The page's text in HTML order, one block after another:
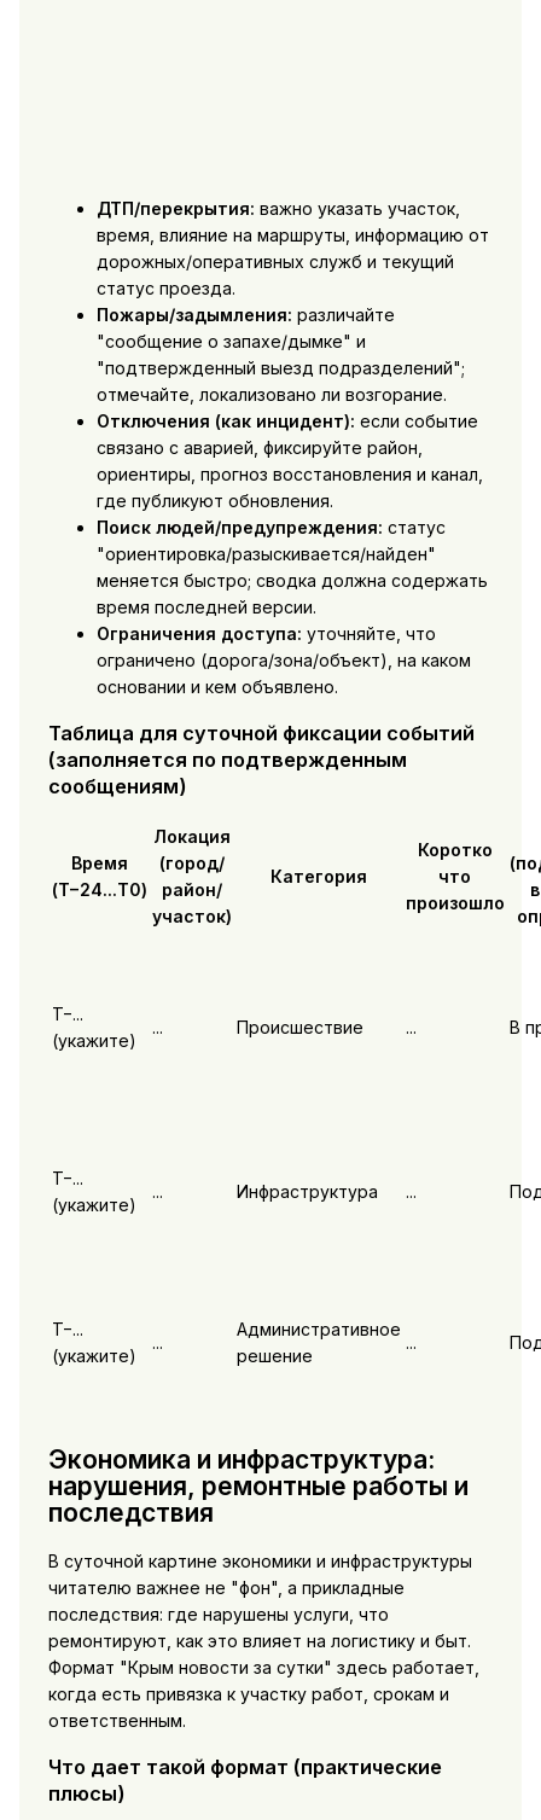
ДТП/перекрытия: важно указать участок,
время, влияние на маршруты, информацию от
дорожных/оперативных служб и текущий
статус проезда.
Пожары/задымления: различайте
"сообщение о запахе/дымке" и
"подтвержденный выезд подразделений";
отмечайте, локализовано ли возгорание.
Отключения (как инцидент): если событие
связано с аварией, фиксируйте район,
ориентиры, прогноз восстановления и канал,
где публикуют обновления.
Поиск людей/предупреждения: статус
"ориентировка/разыскивается/найден"
меняется быстро; сводка должна содержать
время последней версии.
Ограничения доступа: уточняйте, что
ограничено (дорога/зона/объект), на каком
основании и кем объявлено.
Таблица для суточной фиксации событий
(заполняется по подтвержденным
сообщениям)
Время
(T−24...T0)
Локация
(город/
район/
участок)
Категория
Коротко
что
произошло
T−...
(укажите)
... Происшествие ... В
T−...
(укажите)
... Инфраструктура ...
T−...
(укажите)
...
Административное
решение
...
Экономика и инфраструктура:
нарушения, ремонтные работы и
последствия
В суточной картине экономики и инфраструктуры
читателю важнее не "фон", а прикладные
последствия: где нарушены услуги, что
ремонтируют, как это влияет на логистику и быт.
Формат "Крым новости за сутки" здесь работает,
когда есть привязка к участку работ, срокам и
ответственным.
Что дает такой формат (практические
плюсы)